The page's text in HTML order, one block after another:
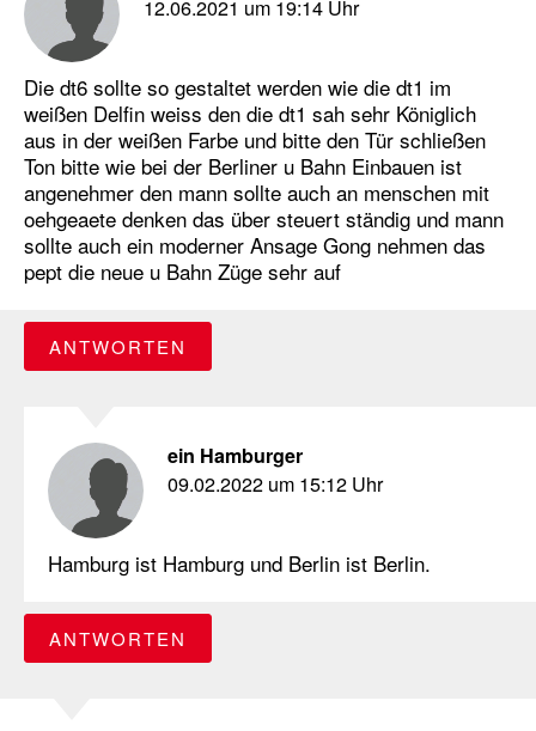
12.06.2021 um 19:14 Uhr
Die dt6 sollte so gestaltet werden wie die dt1 im
weißen Delfin weiss den die dt1 sah sehr Königlich
aus in der weißen Farbe und bitte den Tür schließen
Ton bitte wie bei der Berliner u Bahn Einbauen ist
angenehmer den mann sollte auch an menschen mit
oehgeaete denken das über steuert ständig und mann
sollte auch ein moderner Ansage Gong nehmen das
pept die neue u Bahn Züge sehr auf
ANTWORTEN
ein Hamburger
09.02.2022 um 15:12 Uhr
Hamburg ist Hamburg und Berlin ist Berlin.
ANTWORTEN